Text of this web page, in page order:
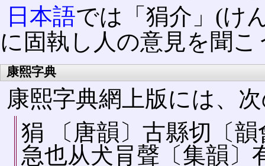
日本語では「狷介」(け
に固執し人の意見を聞
康熙字典
康熙字典網上版には、
狷 〔唐韻〕古縣切〔韻
急󠄁也从犬肙聲〔集韻〕